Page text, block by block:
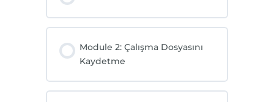
Module 2: Çalışma Dosyasını
Kaydetme